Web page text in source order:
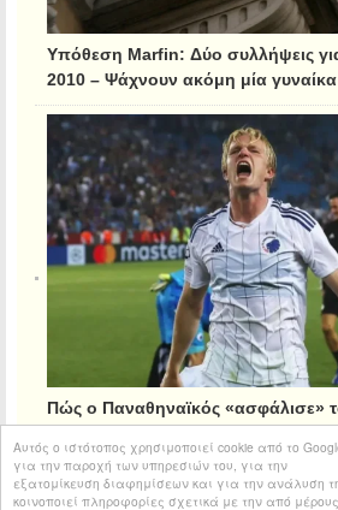
Αυτός ο ιστότοπος χρησιμοποιεί cookie από το
για την παροχή των υπηρεσιών του, για την
εξατομίκευση διαφημίσεων και για την ανάλυση
κοινοποιεί πληροφορίες σχετικά με την από
Υπόθεση Marfin: Δύο συλλήψεις
2010 – Ψάχνουν ακόμη μία γυναίκα
Πώς ο Παναθηναϊκός «ασφάλισε»